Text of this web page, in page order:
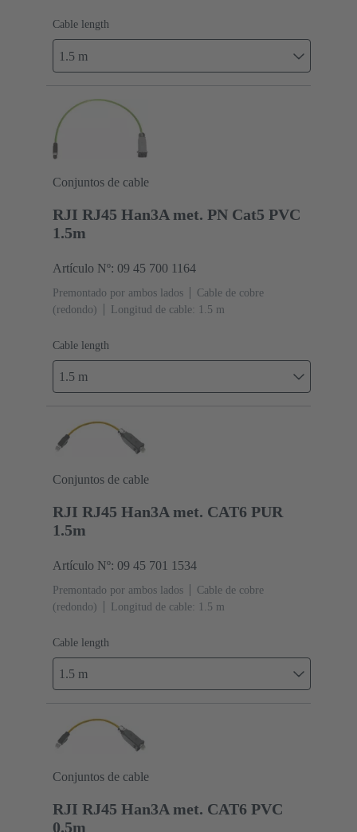
Cable length
1.5 m
Conjuntos de cable
RJI RJ45 Han3A met. PN Cat5 PVC
1.5m
Artículo Nº: 09 45 700 1164
Premontado por ambos lados
Cable de cobre
(redondo)
Longitud de cable: 1.5 m
Cable length
1.5 m
Conjuntos de cable
RJI RJ45 Han3A met. CAT6 PUR
1.5m
Artículo Nº: 09 45 701 1534
Premontado por ambos lados
Cable de cobre
(redondo)
Longitud de cable: 1.5 m
Cable length
1.5 m
Conjuntos de cable
RJI RJ45 Han3A met. CAT6 PVC
0.5m